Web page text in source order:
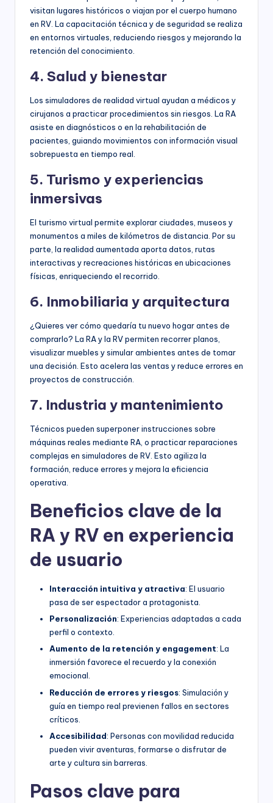
visitan lugares históricos o viajan por el cuerpo humano
en RV. La capacitación técnica y de seguridad se realiza
en entornos virtuales, reduciendo riesgos y mejorando la
retención del conocimiento.
4. Salud y bienestar
Los simuladores de realidad virtual ayudan a médicos y
cirujanos a practicar procedimientos sin riesgos. La RA
asiste en diagnósticos o en la rehabilitación de
pacientes, guiando movimientos con información visual
sobrepuesta en tiempo real.
5. Turismo y experiencias
inmersivas
El turismo virtual permite explorar ciudades, museos y
monumentos a miles de kilómetros de distancia. Por su
parte, la realidad aumentada aporta datos, rutas
interactivas y recreaciones históricas en ubicaciones
físicas, enriqueciendo el recorrido.
6. Inmobiliaria y arquitectura
¿Quieres ver cómo quedaría tu nuevo hogar antes de
comprarlo? La RA y la RV permiten recorrer planos,
visualizar muebles y simular ambientes antes de tomar
una decisión. Esto acelera las ventas y reduce errores en
proyectos de construcción.
7. Industria y mantenimiento
Técnicos pueden superponer instrucciones sobre
máquinas reales mediante RA, o practicar reparaciones
complejas en simuladores de RV. Esto agiliza la
formación, reduce errores y mejora la eficiencia
operativa.
Beneficios clave de la
RA y RV en experiencia
de usuario
Interacción intuitiva y atractiva: El usuario
pasa de ser espectador a protagonista.
Personalización: Experiencias adaptadas a cada
perfil o contexto.
Aumento de la retención y engagement: La
inmersión favorece el recuerdo y la conexión
emocional.
Reducción de errores y riesgos: Simulación y
guía en tiempo real previenen fallos en sectores
críticos.
Accesibilidad: Personas con movilidad reducida
pueden vivir aventuras, formarse o disfrutar de
arte y cultura sin barreras.
Pasos clave para